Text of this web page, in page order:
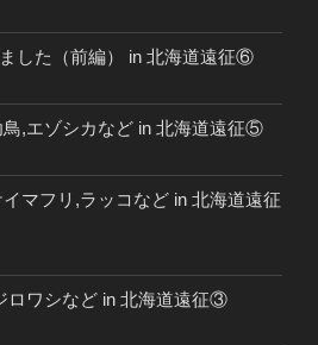
した（前編） in 北海道遠征⑥
,エゾシカなど in 北海道遠征⑤
マフリ,ラッコなど in 北海道遠征
ロワシなど in 北海道遠征③